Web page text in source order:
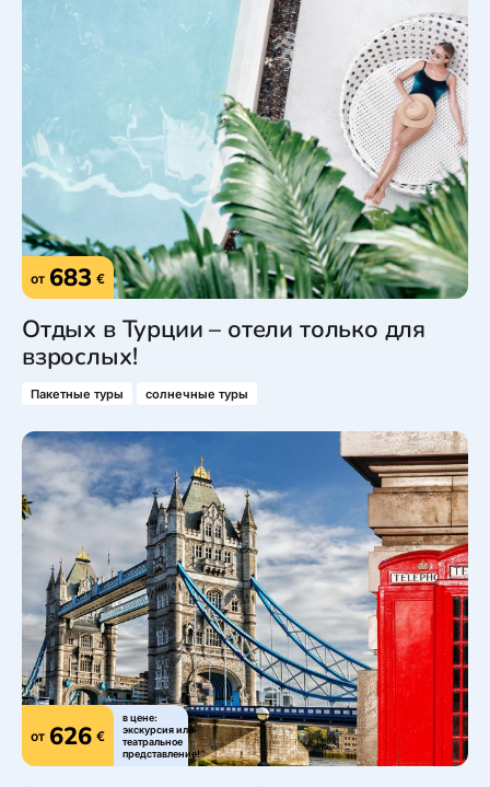
от 683 €
Отдых в Турции – отели только для
взрослых!
Пакетные туры солнечные туры
от 626 €
в цене:
экскурсия или
театральное
представление!